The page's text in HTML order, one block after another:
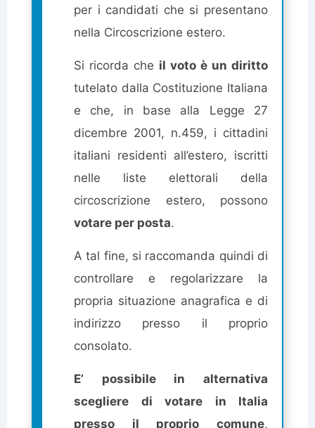
per i candidati che si presentano
nella Circoscrizione estero.
Si ricorda che il voto è un diritto
tutelato dalla Costituzione Italiana
e che, in base alla Legge 27
dicembre 2001, n.459, i cittadini
italiani residenti all’estero, iscritti
nelle liste elettorali della
circoscrizione estero, possono
votare per posta.
A tal fine, si raccomanda quindi di
controllare e regolarizzare la
propria situazione anagrafica e di
indirizzo presso il proprio
consolato.
E’ possibile in alternativa
scegliere di votare in Italia
presso il proprio comune,